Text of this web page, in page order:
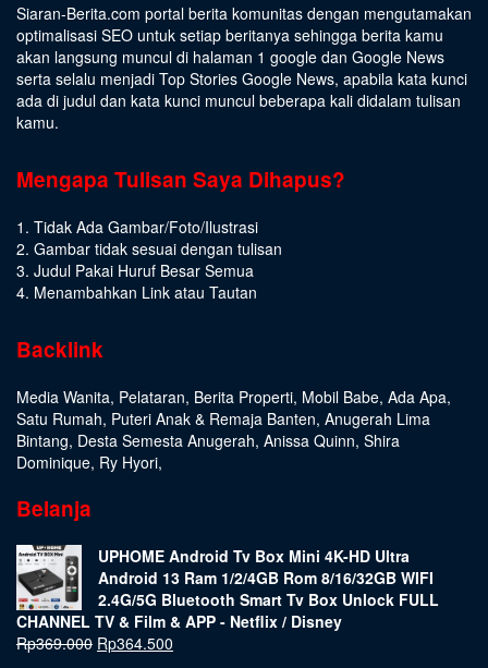
Siaran-Berita.com portal berita komunitas dengan mengutamakan
optimalisasi SEO untuk setiap beritanya sehingga berita kamu
akan langsung muncul di halaman 1 google dan Google News
serta selalu menjadi Top Stories Google News, apabila kata kunci
ada di judul dan kata kunci muncul beberapa kali didalam tulisan
kamu.
Mengapa Tulisan Saya Dihapus?
1. Tidak Ada Gambar/Foto/Ilustrasi
2. Gambar tidak sesuai dengan tulisan
3. Judul Pakai Huruf Besar Semua
4. Menambahkan Link atau Tautan
Backlink
Media Wanita, Pelataran, Berita Properti, Mobil Babe, Ada Apa,
Satu Rumah, Puteri Anak & Remaja Banten, Anugerah Lima
Bintang, Desta Semesta Anugerah, Anissa Quinn, Shira
Dominique, Ry Hyori,
Belanja
UPHOME Android Tv Box Mini 4K-HD Ultra
Android 13 Ram 1/2/4GB Rom 8/16/32GB WIFI
2.4G/5G Bluetooth Smart Tv Box Unlock FULL
CHANNEL TV & Film & APP - Netflix / Disney
Rp369.000 Rp364.500